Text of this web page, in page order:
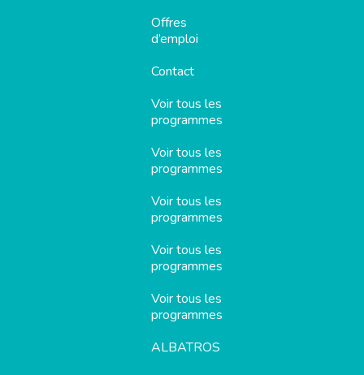
Offres
d’emploi
Contact
Voir tous les
programmes
Voir tous les
programmes
Voir tous les
programmes
Voir tous les
programmes
Voir tous les
programmes
ALBATROS